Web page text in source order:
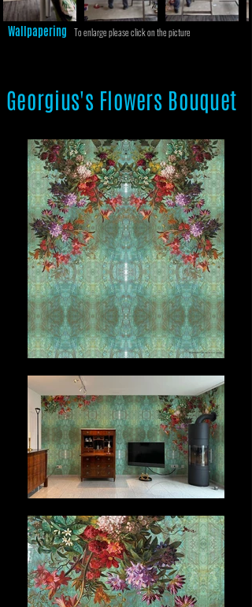
Wallpapering To enlarge please click on the picture
Georgius's Flowers Bouquet